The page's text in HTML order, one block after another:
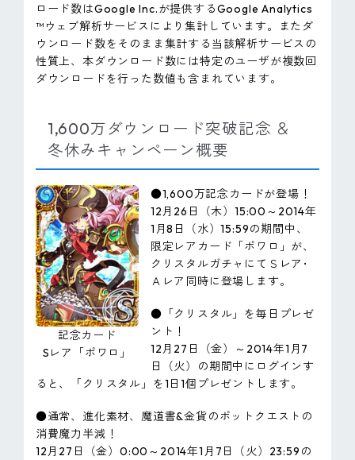
ロード数はGoogle Inc.が提供するGoogle Analytics
™ウェブ解析サービスにより集計しています。またダ
ウンロード数をそのまま集計する当該解析サービスの
性質上、本ダウンロード数には特定のユーザが複数回
ダウンロードを行った数値も含まれています。
1,600万ダウンロード突破記念 ＆
冬休みキャンペーン概要
記念カード
Sレア「ポワロ」
●1,600万記念カードが登場！
12月26日（木）15:00～2014年
1月8日（水）15:59の期間中、
限定レアカード「ポワロ」が、
クリスタルガチャにてＳレア･
Ａレア同時に登場します。
●「クリスタル」を毎日プレゼ
ント！
12月27日（金）～2014年1月7
日（火）の期間中にログインす
ると、「クリスタル」を1日1個プレゼントします。
●通常、進化素材、魔道書&金貨のポットクエストの
消費魔力半減！
12月27日（金）0:00～2014年1月7日（火）23:59の